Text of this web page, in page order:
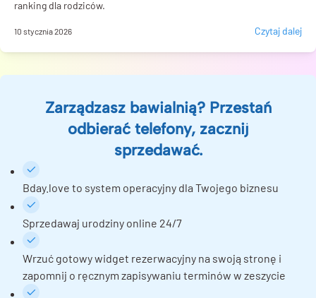
ranking dla rodziców.
10 stycznia 2026 Czytaj dalej
Zarządzasz bawialnią? Przestań
odbierać telefony, zacznij
sprzedawać.
Bday.love to system operacyjny dla Twojego biznesu
Sprzedawaj urodziny online 24/7
Wrzuć gotowy widget rezerwacyjny na swoją stronę i
zapomnij o ręcznym zapisywaniu terminów w zeszycie